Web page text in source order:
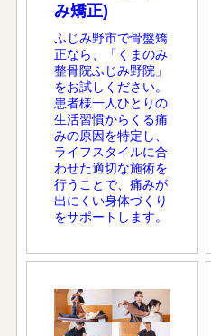
み矯正)
ふじみ野市で骨盤矯
正なら、「くまのみ
整骨院ふじみ野院」
をお試しください。
患者様一人ひとりの
生活習慣からくる痛
みの原因を特定し、
ライフスタイルに合
わせた適切な施術を
行うことで、痛みが
出にくい身体づくり
をサポートします。